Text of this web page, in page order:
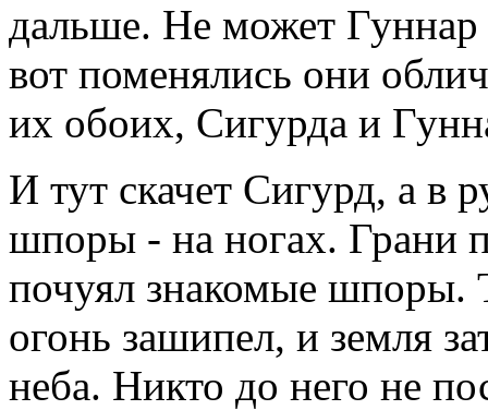
дальше. Не может Гуннар
вот поменялись они
их обоих, Сигурда и
И тут скачет Сигурд, а в
шпоры - на ногах. Грани
почуял знакомые шпоры.
огонь зашипел, и земля
неба. Никто до него не